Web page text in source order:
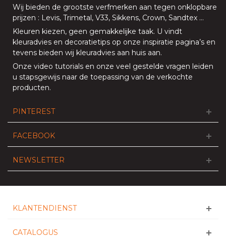
Wij bieden de grootste verfmerken aan tegen onklopbare
prijzen : Levis, Trimetal, V33, Sikkens, Crown, Sandtex …
Kleuren kiezen, geen gemakkelijke taak. U vindt
kleuradvies en decoratietips op onze inspiratie pagina’s en
tevens bieden wij kleuradvies aan huis aan.
Onze video tutorials en onze veel gestelde vragen leiden
u stapsgewijs naar de toepassing van de verkochte
producten.
PINTEREST
FACEBOOK
NEWSLETTER
KLANTENDIENST
CATALOGUS